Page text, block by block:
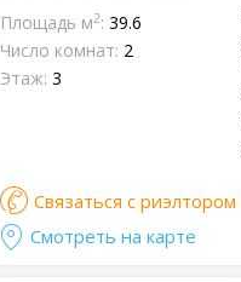
Площадь м2: 39.6
Число комнат: 2
Этаж: 3
Связаться с риэлтором
Смотреть на карте